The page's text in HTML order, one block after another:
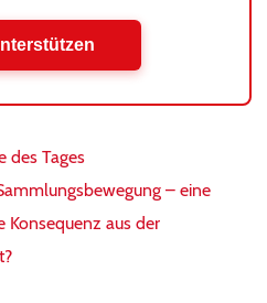
des Tages
– eine
Konsequenz aus der